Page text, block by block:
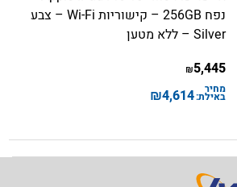
נפח 256GB – קישוריות Wi-Fi – צבע
Silver – ללא מטען
5,445
₪
מחיר
באילת:4,614
₪